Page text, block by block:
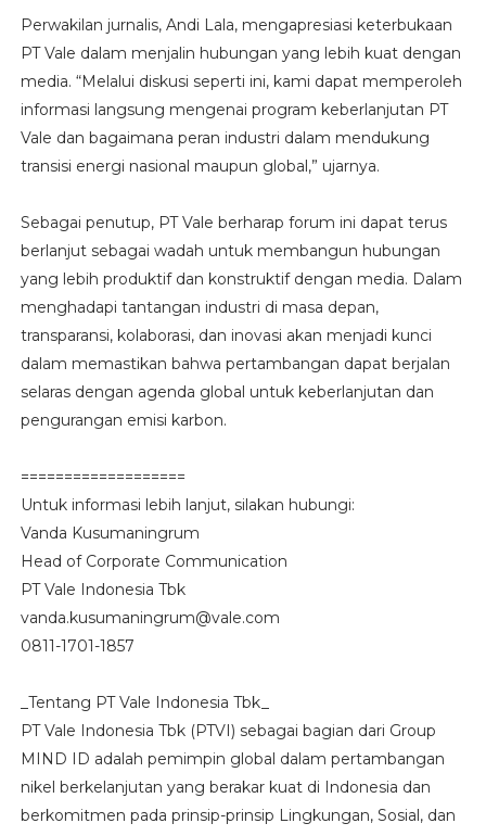
Perwakilan jurnalis, Andi Lala, mengapresiasi keterbukaan
PT Vale dalam menjalin hubungan yang lebih kuat dengan
media. “Melalui diskusi seperti ini, kami dapat memperoleh
informasi langsung mengenai program keberlanjutan PT
Vale dan bagaimana peran industri dalam mendukung
transisi energi nasional maupun global,” ujarnya.
Sebagai penutup, PT Vale berharap forum ini dapat terus
berlanjut sebagai wadah untuk membangun hubungan
yang lebih produktif dan konstruktif dengan media. Dalam
menghadapi tantangan industri di masa depan,
transparansi, kolaborasi, dan inovasi akan menjadi kunci
dalam memastikan bahwa pertambangan dapat berjalan
selaras dengan agenda global untuk keberlanjutan dan
pengurangan emisi karbon.
===================
Untuk informasi lebih lanjut, silakan hubungi:
Vanda Kusumaningrum
Head of Corporate Communication
PT Vale Indonesia Tbk
vanda.kusumaningrum@vale.com
0811-1701-1857
_Tentang PT Vale Indonesia Tbk_
PT Vale Indonesia Tbk (PTVI) sebagai bagian dari Group
MIND ID adalah pemimpin global dalam pertambangan
nikel berkelanjutan yang berakar kuat di Indonesia dan
berkomitmen pada prinsip-prinsip Lingkungan, Sosial, dan